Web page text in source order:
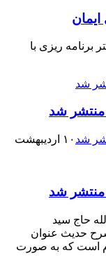
برنامه ریزی با
شد
۱۰ اردیبهشت
شد
حاج سید
حدیث عنوان
است که به صورت